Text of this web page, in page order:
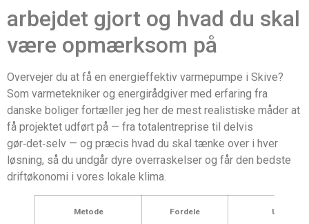
arbejdet gjort og hvad du skal
være opmærksom på
Overvejer du at få en energieffektiv varmepumpe i Skive?
Som varmetekniker og energirådgiver med erfaring fra
danske boliger fortæller jeg her de mest realistiske måder at
få projektet udført på — fra totalentreprise til delvis
gør‑det‑selv — og præcis hvad du skal tænke over i hver
løsning, så du undgår dyre overraskelser og får den bedste
driftøkonomi i vores lokale klima.
Metode Fordele Ulemper